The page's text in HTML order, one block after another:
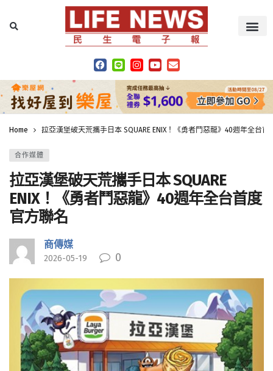
Home 拉亞漢堡破天荒攜手日本 SQUARE ENIX！《勇者鬥惡龍》40週年全台首
合作媒體
拉亞漢堡破天荒攜手日本 SQUARE
ENIX！《勇者鬥惡龍》40週年全台首度
官方聯名
商傳媒
2026-05-19 0